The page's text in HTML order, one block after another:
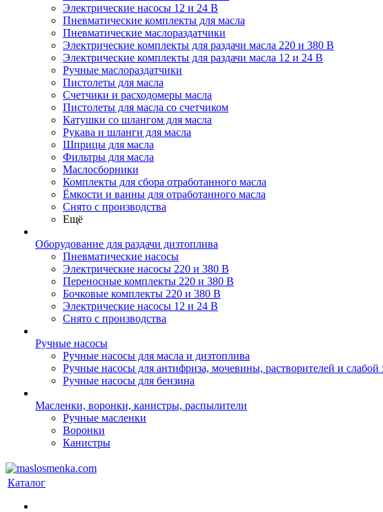
Электрические насосы 12 и 24 В
Пневматические комплекты для масла
Пневматические маслораздатчики
Электрические комплекты для раздачи масла 220 и 380 В
Электрические комплекты для раздачи масла 12 и 24 В
Ручные маслораздатчики
Пистолеты для масла
Счетчики и расходомеры масла
Пистолеты для масла со счетчиком
Катушки со шлангом для масла
Рукава и шланги для масла
Шприцы для масла
Фильтры для масла
Маслосборники
Комплекты для сбора отработанного масла
Ёмкости и ванны для отработанного масла
Снято с производства
Ещё
Оборудование для раздачи дизтоплива
Пневматические насосы
Электрические насосы 220 и 380 В
Переносные комплекты 220 и 380 В
Бочковые комплекты 220 и 380 В
Электрические насосы 12 и 24 В
Снято с производства
Ручные насосы
Ручные насосы для масла и дизтоплива
Ручные насосы для антифриза, мочевины, растворителей и
Ручные насосы для бензина
Масленки, воронки, канистры, распылители
Ручные масленки
Воронки
Канистры
Каталог